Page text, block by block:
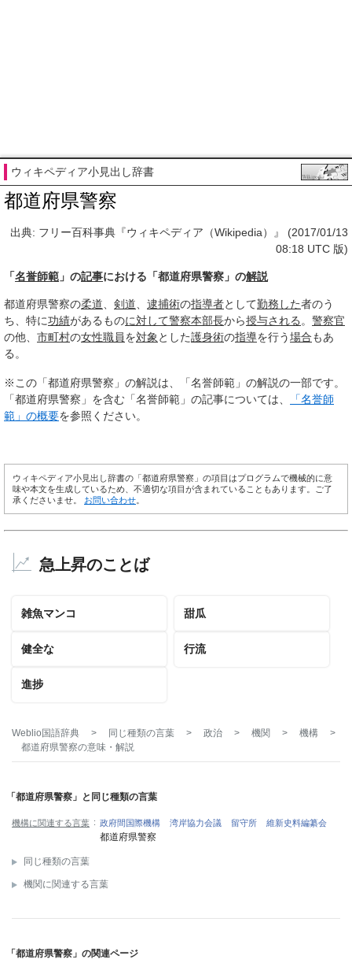
ウィキペディア小見出し辞書
都道府県警察
出典: フリー百科事典『ウィキペディア（Wikipedia）』 (2017/01/13
08:18 UTC 版)
「名誉師範 」の記事における「都道府県警察」の解説
都道府県警察の柔道 剣道 逮捕術の指導者として勤務した者のう
ち、特に功績があるものに対して警察本部長から授与される 。 警察官
の他、 市町村の女性職員を対象 とした護身術の指導を行う場合もあ
る。
※この「都道府県警察」の解説は、「名誉師範」の解説の一部です。
「都道府県警察」を含む「名誉師範」の記事については、
「名誉師
範」の概要を参照ください。
ウィキペディア小見出し辞書の「都道府県警察」の項目はプログラムで機械的に意
味や本文を生成しているため、不適切な項目が含まれていることもあります。ご了
承くださいませ。 お問い合わせ
急上昇のことば
雑魚マンコ 甜瓜
健全な 行流
進捗
Weblio国語辞典 > 同じ種類の言葉 > 政治 > 機関 > 機構
>
都道府県警察の意味・解説
「都道府県警察」と同じ種類の言葉
機構に関連する言葉 政府間国際機構 湾岸協力会議 留守所 維新史料編纂会
都道府県警察
同じ種類の言葉
機関に関連する言葉
「都道府県警察」の関連ページ